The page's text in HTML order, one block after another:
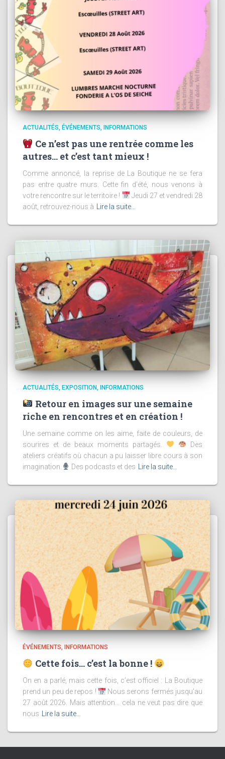
ACTUALITÉS ÉVÉNEMENTS INFORMATIONS
Ce n’est pas une rentrée comme les
autres… et c’est tant mieux !
Comme annoncé, la reprise de La Boutique ne se fera
pas entre quatre murs. Cette fin d’été, nous venons à
votre rencontre sur le territoire !
Jeudi 27 et vendredi 28
août, retrouvez-nous à
Lire la suite…
ACTUALITÉS EXPOSITION INFORMATIONS
Retour en images sur une semaine
riche en rencontres et en création !
Une semaine comme on les aime, faite de couleurs, de
sourires et de beaux moments partagés.
Des
ateliers créatifs où chacun a pu laisser libre cours à son
imagination.
Des podcasts et des Lire la suite…
ÉVÉNEMENTS INFORMATIONS
Cette fois… c’est la bonne !
On en a parlé, mais cette fois, c’est officiel : La Boutique
prend un peu de repos !
Nous serons fermés jusqu’au
27 août 2026. Mais attention… cela ne veut pas dire que
nous
Lire la suite…